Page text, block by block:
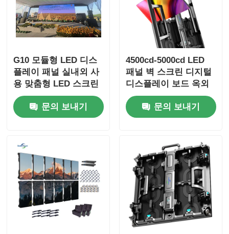
G10 모듈형 LED 디스
플레이 패널 실내외 사
용 맞춤형 LED 스크린
문의 보내기
4500cd-5000cd LED
패널 벽 스크린 디지털
디스플레이 보드 옥외
광고용
문의 보내기